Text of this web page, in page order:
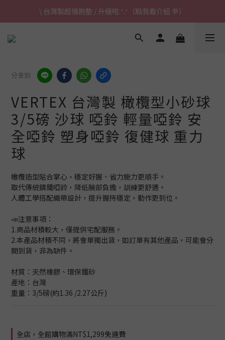
\ 台灣製超慢跑墊 / 升級啦.ᐟ.ᐟ（點我看介紹 💬）
\ 台灣製超慢跑墊 / 升級啦.ᐟ.ᐟ（點我看介紹 💬）
✈ 港澳免運｜滿HK$1,239免運 (指定商品)
分享到
VERTEX 台灣製 橄欖型小砂球
3/5磅 沙球 啞鈴 輕量啞鈴 安
全啞鈴 塑身啞鈴 復健球 重力
球
橄欖造型貼合掌心，穩定好握、省力施力更順手。
取代傳統鑄鐵啞鈴，降低腕部負擔，訓練更舒適。
人體工學搭配織帶設計，提升握持穩定，動作更到位。
📣注意事項：
1.商品材積較大，僅提供宅配服務。
2.本產品材積不同，將會單獨出貨，如訂單有其他產品，可能會分
開到貨，非為缺件。
材質：天然橡膠、環保鐵砂
產地：台灣
重量：3/5磅(約1.36 /2.27公斤)
全店，全館購物滿NT$1,299免運費